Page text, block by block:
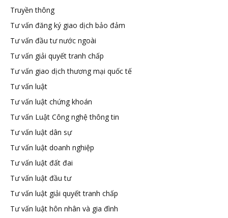
Truyền thông
Tư vấn đăng ký giao dịch bảo đảm
Tư vấn đầu tư nước ngoài
Tư vấn giải quyết tranh chấp
Tư vấn giao dịch thương mại quốc tế
Tư vấn luật
Tư vấn luật chứng khoán
Tư vấn Luật Công nghệ thông tin
Tư vấn luật dân sự
Tư vấn luật doanh nghiệp
Tư vấn luật đất đai
Tư vấn luật đầu tư
Tư vấn luật giải quyết tranh chấp
Tư vấn luật hôn nhân và gia đình